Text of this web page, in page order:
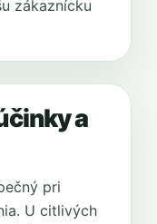
zákaznícku
a
pri
U citlivých